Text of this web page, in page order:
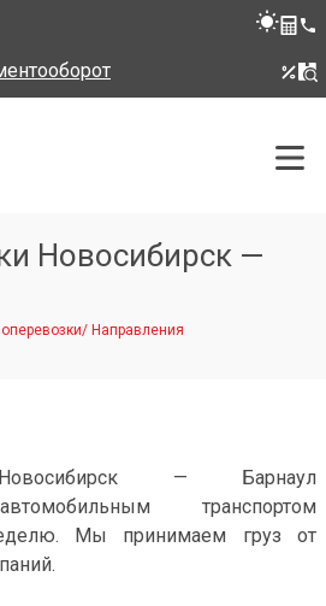
Новосибирск —
/ Направления
Новосибирск — Барнаул
транспортом
Мы принимаем груз от